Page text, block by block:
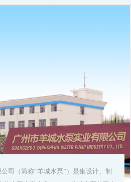
（简称“羊城水泵”）是集设计、制